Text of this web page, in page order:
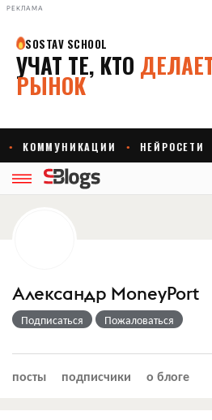
РЕКЛАМА
Александр MoneyPort
Подписаться Пожаловаться
посты подписчики о блоге